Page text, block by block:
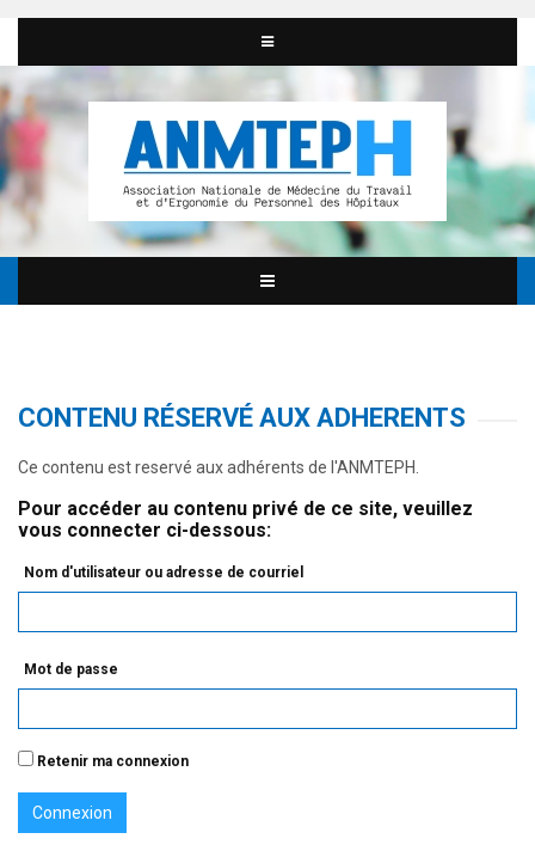
CONTENU RÉSERVÉ AUX ADHERENTS
Ce contenu est reservé aux adhérents de l'ANMTEPH.
Pour accéder au contenu privé de ce site, veuillez
vous connecter ci-dessous:
Nom d'utilisateur ou adresse de courriel
Mot de passe
Retenir ma connexion